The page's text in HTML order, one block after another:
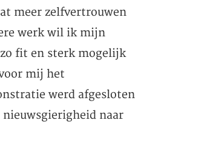
meer zelfvertrouwen
werk wil ik mijn
fit en sterk mogelijk
mij het
werd afgesloten
nieuwsgierigheid naar